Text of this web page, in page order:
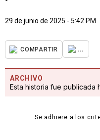
29 de junio de 2025 - 5:42 PM
COMPARTIR ...
ARCHIVO
Esta historia fue publicada
Se adhiere a los